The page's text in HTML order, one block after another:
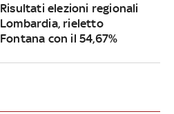
Risultati elezioni regionali
Lombardia, rieletto
Fontana con il 54,67%